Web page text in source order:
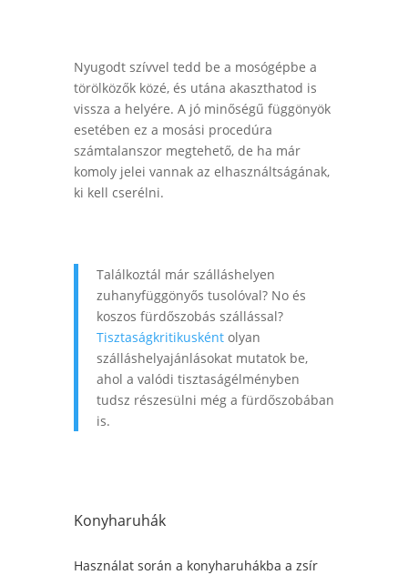
Nyugodt szívvel tedd be a mosógépbe a
törölközők közé, és utána akaszthatod is
vissza a helyére. A jó minőségű függönyök
esetében ez a mosási procedúra
számtalanszor megtehető, de ha már
komoly jelei vannak az elhasználtságának,
ki kell cserélni.
Találkoztál már szálláshelyen
zuhanyfüggönyős tusolóval? No és
koszos fürdőszobás szállással?
Tisztaságkritikuskéntolyan
szálláshelyajánlásokat mutatok be,
ahol a valódi tisztaságélményben
tudsz részesülni még a fürdőszobában
is.
Konyharuhák
Használat során a konyharuhákba a zsír